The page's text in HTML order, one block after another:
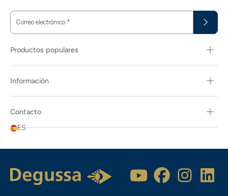
Correo electrónico *
Productos populares
Información
Contacto
ES